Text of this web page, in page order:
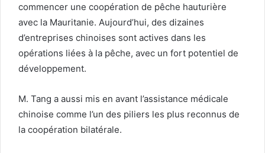
commencer une coopération de pêche hauturière
avec la Mauritanie. Aujourd’hui, des dizaines
d’entreprises chinoises sont actives dans les
opérations liées à la pêche, avec un fort potentiel de
développement.
M. Tang a aussi mis en avant l’assistance médicale
chinoise comme l’un des piliers les plus reconnus de
la coopération bilatérale.